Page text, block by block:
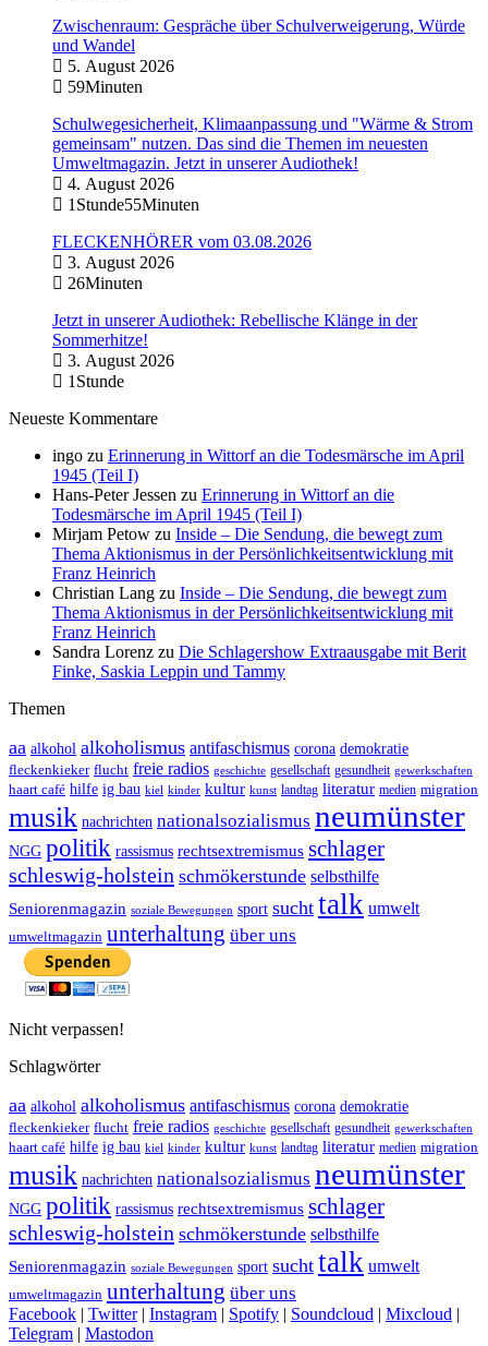
Zwischenraum: Gespräche über Schulverweigerung, Würde
und Wandel
5. August 2026
59Minuten
Schulwegesicherheit, Klimaanpassung und "Wärme & Strom
gemeinsam" nutzen. Das sind die Themen im neuesten
Umweltmagazin. Jetzt in unserer Audiothek!
4. August 2026
1Stunde55Minuten
FLECKENHÖRER vom 03.08.2026
3. August 2026
26Minuten
Jetzt in unserer Audiothek: Rebellische Klänge in der
Sommerhitze!
3. August 2026
1Stunde
Neueste Kommentare
ingo zu Erinnerung in Wittorf an die Todesmärsche im April
1945 (Teil I)
Hans-Peter Jessen zu Erinnerung in Wittorf an die
Todesmärsche im April 1945 (Teil I)
Mirjam Petow zu Inside – Die Sendung, die bewegt zum
Thema Aktionismus in der Persönlichkeitsentwicklung mit
Franz Heinrich
Christian Lang zu Inside – Die Sendung, die bewegt zum
Thema Aktionismus in der Persönlichkeitsentwicklung mit
Franz Heinrich
Sandra Lorenz zu Die Schlagershow Extraausgabe mit Berit
Finke, Saskia Leppin und Tammy
Themen
aa alkohol alkoholismus antifaschismus corona demokratie
fleckenkieker flucht freie radios geschichte gesellschaft gesundheit gewerkschaften
haart café hilfe ig bau kiel kinder kultur kunst landtag literatur medien migration
musik nachrichten nationalsozialismus neumünster
NGG politik rassismus rechtsextremismus schlager
schleswig-holstein schmökerstunde selbsthilfe
Seniorenmagazin soziale Bewegungen sport sucht talk umwelt
umweltmagazin unterhaltung über uns
Nicht verpassen!
Schlagwörter
aa alkohol alkoholismus antifaschismus corona demokratie
fleckenkieker flucht freie radios geschichte gesellschaft gesundheit gewerkschaften
haart café hilfe ig bau kiel kinder kultur kunst landtag literatur medien migration
musik nachrichten nationalsozialismus neumünster
NGG politik rassismus rechtsextremismus schlager
schleswig-holstein schmökerstunde selbsthilfe
Seniorenmagazin soziale Bewegungen sport sucht talk umwelt
umweltmagazin unterhaltung über uns
Facebook | Twitter| Instagram | Spotify | Soundcloud | Mixcloud |
Telegram | Mastodon